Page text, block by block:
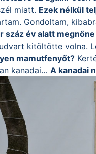
miatt. Ezek nélkül
Gondoltam,
száz év alatt
kitöltötte volna.
mamutfenyőt?
kanadai… A kanadai